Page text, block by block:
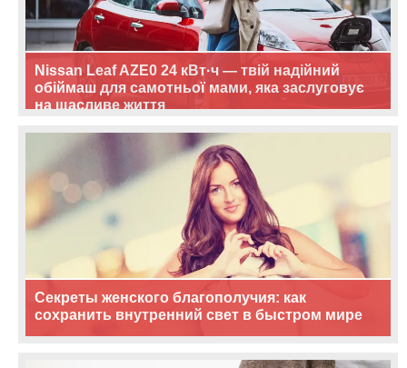
Nissan Leaf AZE0 24 кВт·ч — твій надійний
обіймаш для самотньої мами, яка заслуговує
на щасливе життя
Секреты женского благополучия: как
сохранить внутренний свет в быстром мире